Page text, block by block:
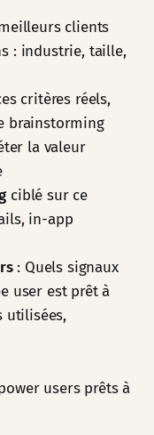
clients
: industrie, taille,
critères réels,
brainstorming
la valeur
ciblé sur ce
in-app
: Quels signaux
user est prêt à
utilisées,
users prêts à